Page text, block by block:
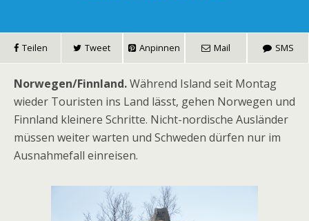
Teilen Tweet Anpinnen Mail SMS
Norwegen/Finnland.Während Island seit Montag
wieder Touristen ins Land lässt, gehen Norwegen und
Finnland kleinere Schritte. Nicht-nordische Ausländer
müssen weiter warten und Schweden dürfen nur im
Ausnahmefall einreisen.